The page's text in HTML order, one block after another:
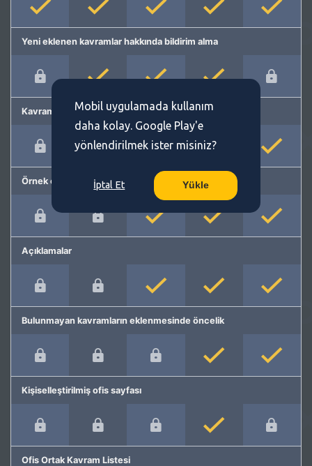
Yeni eklenen kavramlar hakkında bildirim alma
Kavram önerme
Örnek cümleler
Açıklamalar
Bulunmayan kavramların eklenmesinde öncelik
Kişiselleştirilmiş ofis sayfası
Ofis Ortak Kavram Listesi
Mobil uygulamada kullanım
daha kolay. Google Play'e
yönlendirilmek ister misiniz?
İptal Et Yükle